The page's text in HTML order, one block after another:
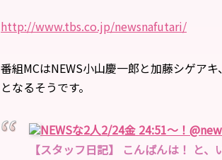
http://www.tbs.co.jp/newsnafutari/
番組MCはNEWS小山慶一郎と加藤シゲア
となるそうです。
NEWSな2人2/24金 24:51～！
【スタッフ日記】 こんばんは！ と